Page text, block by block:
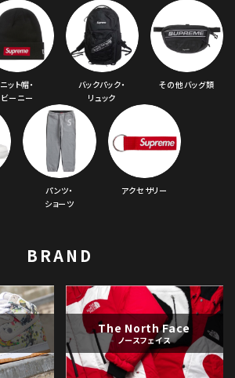
ニット帽・
ビーニー
バックパック・
リュック
その他バッグ類
パンツ・
ショーツ
アクセサリー
BRAND
The North Face
ノースフェイス